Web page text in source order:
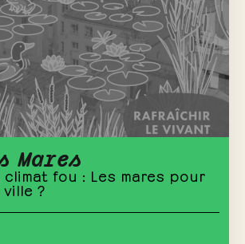
Mares
climat fou : Les mares pour
?